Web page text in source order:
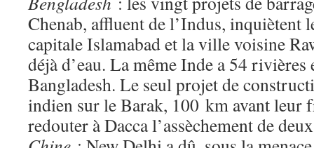
Chenab, affluent de l’Indus, inquiètent
capitale Islamabad et la ville voisine
déjà d’eau. La même Inde a 54 rivières
Bangladesh. Le seul projet de
indien sur le Barak, 100 km avant leur
redouter à Dacca l’assèchement de